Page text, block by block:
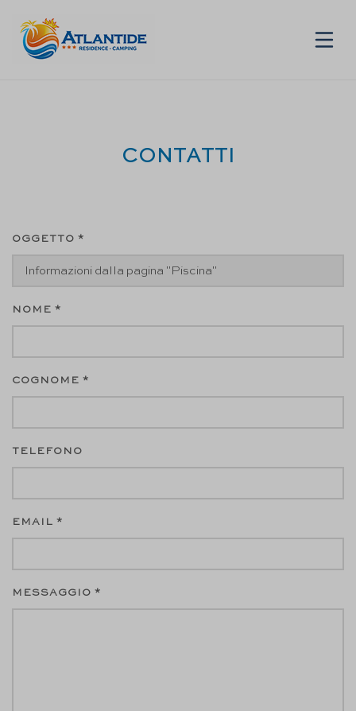
CONTATTI
OGGETTO *
NOME *
COGNOME *
TELEFONO
EMAIL *
MESSAGGIO *